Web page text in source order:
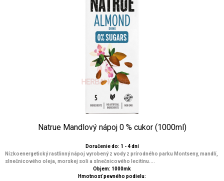
Natrue Mandlový nápoj 0 % cukor (1000ml)
Doručenie do: 1 - 4 dní
Nízkoenergetický rastlinný nápoj vyrobený z vody z prírodného parku Montseny, mandlí,
slnečnicového oleja, morskej soli a slnečnicového lecitínu....
Objem: 1000mk
Hmotnosť pevného podielu: